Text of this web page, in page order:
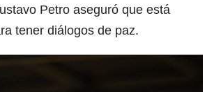
Petro aseguró que está
tener diálogos de paz.